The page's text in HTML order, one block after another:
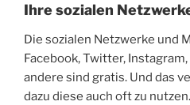
Ihre sozialen
Die sozialen Netzwerke und
Facebook, Twitter,
andere sind gratis. Und das
dazu diese auch oft zu nutzen.